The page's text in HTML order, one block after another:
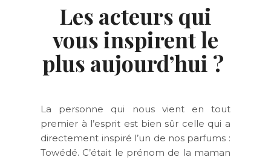
Les acteurs qui
vous inspirent le
plus aujourd’hui ?
La personne qui nous vient en tout
premier à l’esprit est bien sûr celle qui a
directement inspiré l’un de nos parfums :
Towédé. C’était le prénom de la maman